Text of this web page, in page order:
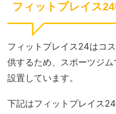
フィットプレイス
フィットプレイス24はコ
供するため、スポーツジ
設置しています。
下記はフィットプレイス